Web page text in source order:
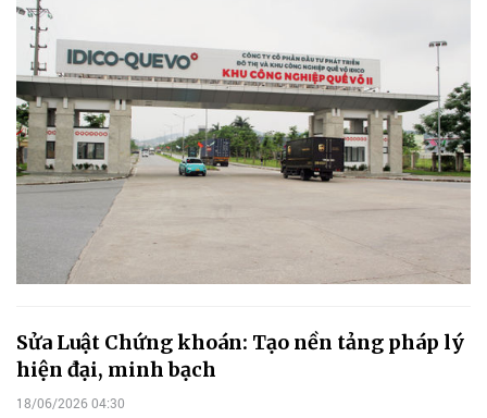
Sửa Luật Chứng khoán: Tạo nền tảng pháp lý
hiện đại, minh bạch
18/06/2026 04:30